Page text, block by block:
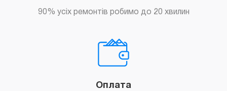
90% усіх ремонтів робимо до 20 хвилин
Оплата